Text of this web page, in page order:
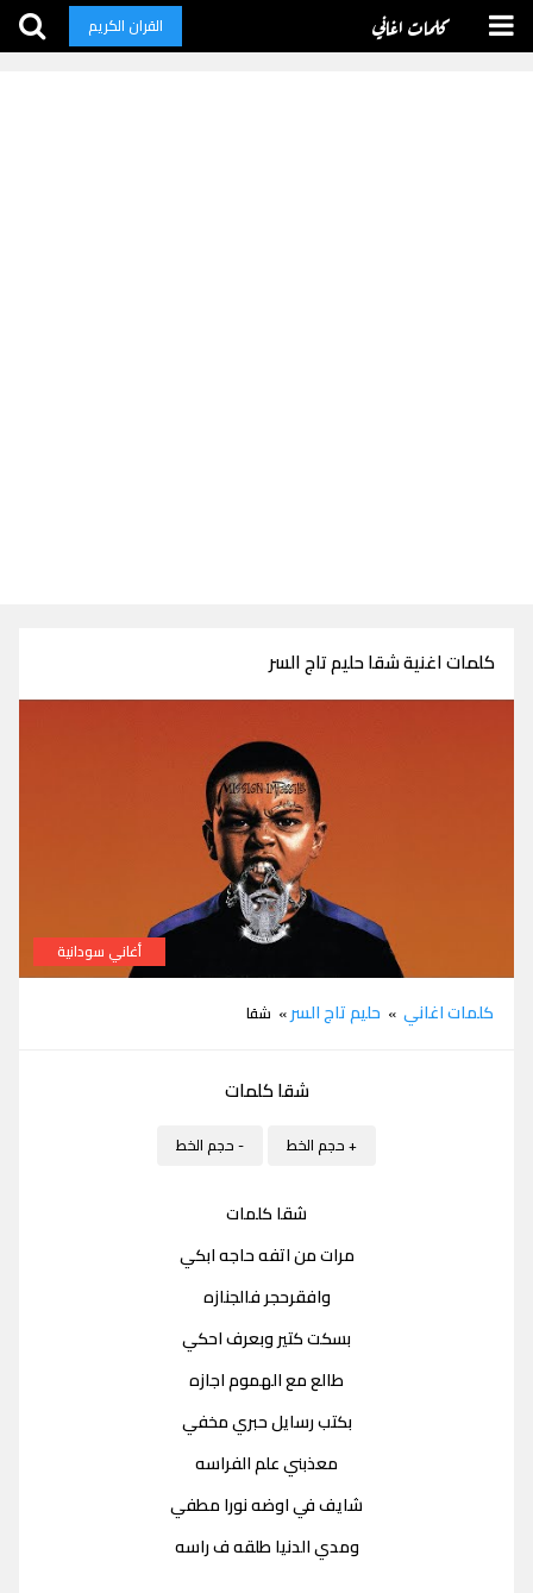
كلمات اغاني القران الكريم
كلمات اغنية شقا حليم تاج السر
أغاني سودانية
كلمات اغاني » حليم تاج السر» شقا
شقا كلمات
+ حجم الخط - حجم الخط
شقا كلمات
مرات من اتفه حاجه ابكي
وافقرحجر فالجنازه
بسكت كتير وبعرف احكي
طالع مع الهموم اجازه
بكتب رسايل حبري مخفي
معذبني علم الفراسه
شايف في اوضه نورا مطفي
ومدي الدنيا طلقه ف راسه